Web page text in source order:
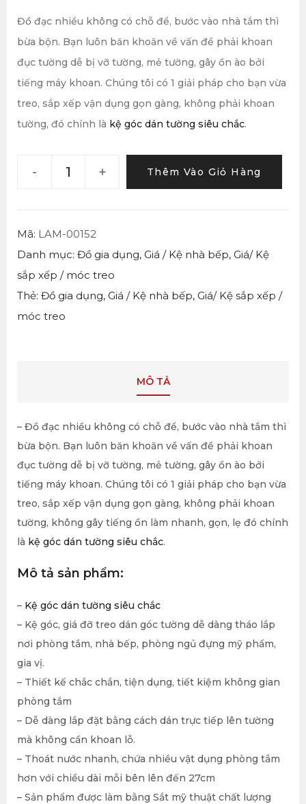
Đồ đạc nhiều không có chỗ để, bước vào nhà tắm thì
bừa bộn. Bạn luôn băn khoăn về vấn đề phải khoan
đục tường dễ bị vỡ tường, mẻ tường, gây ồn ào bởi
tiếng máy khoan. Chúng tôi có 1 giải pháp cho bạn vừa
treo, sắp xếp vận dụng gọn gàng, không phải khoan
tường, đó chính là kệ góc dán tường siêu chắc.
- + Thêm Vào Giỏ Hàng
Mã: LAM-00152
Danh mục: Đồ gia dụng, Giá / Kệ nhà bếp, Giá/ Kệ
sắp xếp / móc treo
Thẻ: Đồ gia dụng, Giá / Kệ nhà bếp, Giá/ Kệ sắp xếp /
móc treo
MÔ TẢ
– Đồ đạc nhiều không có chỗ để, bước vào nhà tắm thì
bừa bộn. Bạn luôn băn khoăn về vấn đề phải khoan
đục tường dễ bị vỡ tường, mẻ tường, gây ồn ào bởi
tiếng máy khoan. Chúng tôi có 1 giải pháp cho bạn vừa
treo, sắp xếp vận dụng gọn gàng, không phải khoan
tường, không gây tiếng ồn làm nhanh, gọn, lẹ đó chính
là kệ góc dán tường siêu chắc.
Mô tả sản phẩm:
– Kệ góc dán tường siêu chắc
– Kệ góc, giá đỡ treo dán góc tường dễ dàng tháo lắp
nơi phòng tắm, nhà bếp, phòng ngủ đựng mỹ phẩm,
gia vị.
– Thiết kế chắc chắn, tiện dụng, tiết kiệm không gian
phòng tắm
– Dễ dàng lắp đặt bằng cách dán trực tiếp lên tường
mà không cần khoan lỗ.
– Thoát nước nhanh, chứa nhiều vật dụng phòng tắm
hơn với chiều dài mỗi bên lên đến 27cm
– Sản phẩm được làm bằng Sắt mỹ thuật chất lượng